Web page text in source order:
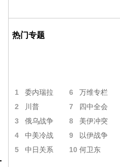
热门专题
1 委内瑞拉 6 万维专栏
2 川普 7 四中全会
3 俄乌战争 8 美伊冲突
4 中美冷战 9 以伊战争
5 中日关系 10 何卫东